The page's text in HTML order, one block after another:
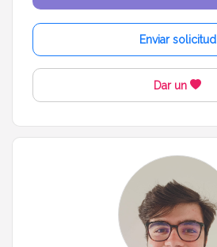
Enviar solicitud
Dar un